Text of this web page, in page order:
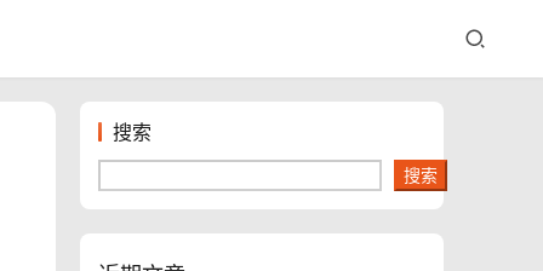
搜索
搜索